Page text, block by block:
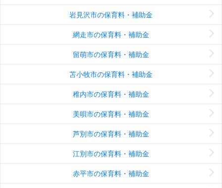
岩見沢市の保育料・補助金
網走市の保育料・補助金
留萌市の保育料・補助金
苫小牧市の保育料・補助金
稚内市の保育料・補助金
美唄市の保育料・補助金
芦別市の保育料・補助金
江別市の保育料・補助金
赤平市の保育料・補助金